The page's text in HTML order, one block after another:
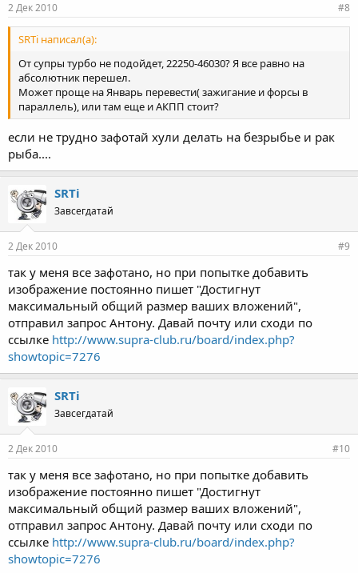
2 Дек 2010 #8
SRTi написал(а):
От супры турбо не подойдет, 22250-46030? Я все равно на
абсолютник перешел.
Может проще на Январь перевести( зажигание и форсы в
параллель), или там еще и АКПП стоит?
если не трудно зафотай хули делать на безрыбье и рак
рыба....
SRTi
Завсегдатай
2 Дек 2010 #9
так у меня все зафотано, но при попытке добавить
изображение постоянно пишет "Достигнут
максимальный общий размер ваших вложений",
отправил запрос Антону. Давай почту или сходи по
ссылке http://www.supra-club.ru/board/index.php?
showtopic=7276
SRTi
Завсегдатай
2 Дек 2010 #10
так у меня все зафотано, но при попытке добавить
изображение постоянно пишет "Достигнут
максимальный общий размер ваших вложений",
отправил запрос Антону. Давай почту или сходи по
ссылке http://www.supra-club.ru/board/index.php?
showtopic=7276